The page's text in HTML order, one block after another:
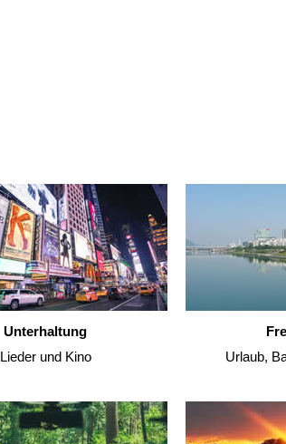
Unterhaltung
Lieder und Kino
Urlaub,